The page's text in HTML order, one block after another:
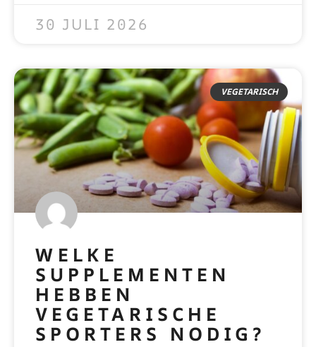
30 JULI 2026
VEGETARISCH
WELKE
SUPPLEMENTEN
HEBBEN
VEGETARISCHE
SPORTERS NODIG?